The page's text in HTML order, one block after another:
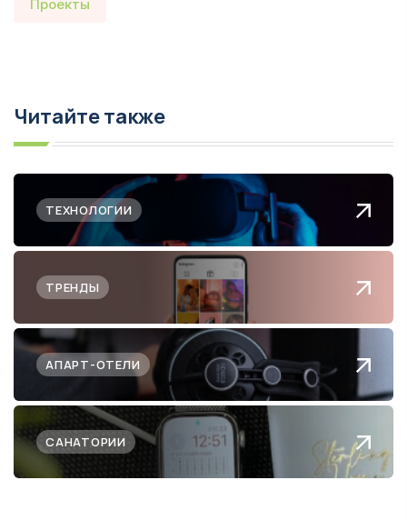
Проекты
Читайте также
ТЕХНОЛОГИИ
ТРЕНДЫ
АПАРТ-ОТЕЛИ
САНАТОРИИ